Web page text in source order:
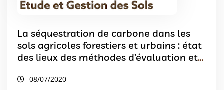
La séquestration de carbone dans les
sols agricoles forestiers et urbains : état
des lieux des méthodes d’évaluation et
08/07/2020